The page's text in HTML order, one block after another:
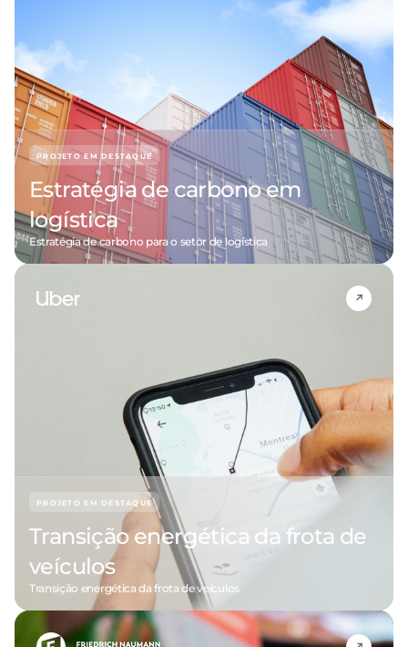
PROJETO EM DESTAQUE
Estratégia de carbono em
logística
Estratégia de carbono para o setor de logística
PROJETO EM DESTAQUE
Transição energética da frota de
veículos
Transição energética da frota de veículos